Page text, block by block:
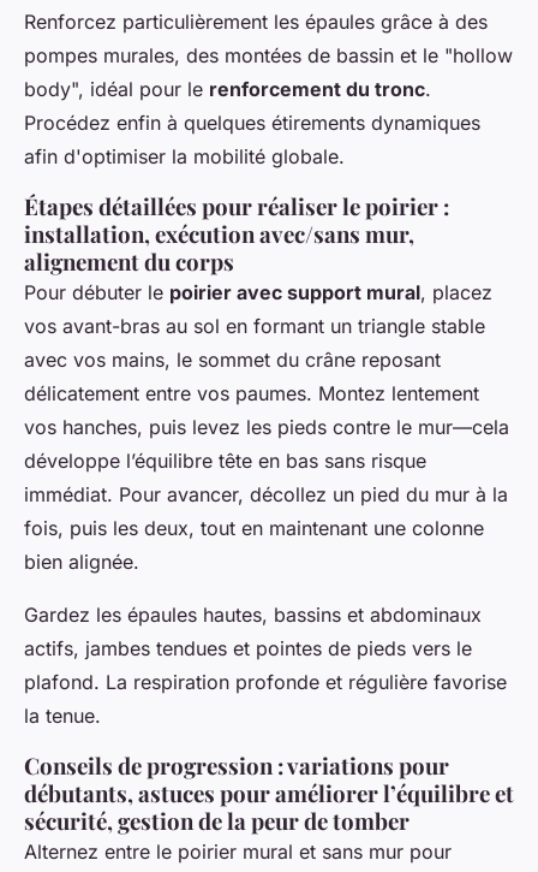
Renforcez particulièrement les épaules grâce à des
pompes murales, des montées de bassin et le "hollow
body", idéal pour le renforcement du tronc.
Procédez enfin à quelques étirements dynamiques
afin d'optimiser la mobilité globale.
Étapes détaillées pour réaliser le poirier :
installation, exécution avec/sans mur,
alignement du corps
Pour débuter le poirier avec support mural, placez
vos avant-bras au sol en formant un triangle stable
avec vos mains, le sommet du crâne reposant
délicatement entre vos paumes. Montez lentement
vos hanches, puis levez les pieds contre le mur—cela
développe l’équilibre tête en bas sans risque
immédiat. Pour avancer, décollez un pied du mur à la
fois, puis les deux, tout en maintenant une colonne
bien alignée.
Gardez les épaules hautes, bassins et abdominaux
actifs, jambes tendues et pointes de pieds vers le
plafond. La respiration profonde et régulière favorise
la tenue.
Conseils de progression : variations pour
débutants, astuces pour améliorer l’équilibre et
sécurité, gestion de la peur de tomber
Alternez entre le poirier mural et sans mur pour